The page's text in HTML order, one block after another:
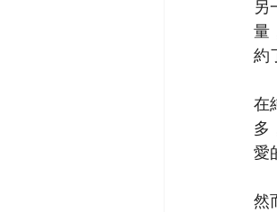
另
量
約
在
多
愛
然